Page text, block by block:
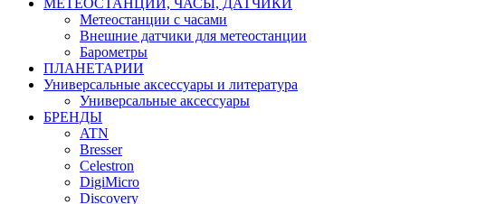
МЕТЕОСТАНЦИИ, ЧАСЫ, ДАТЧИКИ
Метеостанции с часами
Внешние датчики для метеостанции
Барометры
ПЛАНЕТАРИИ
Универсальные аксессуары и литература
Универсальные аксессуары
БРЕНДЫ
ATN
Bresser
Celestron
DigiMicro
Discovery